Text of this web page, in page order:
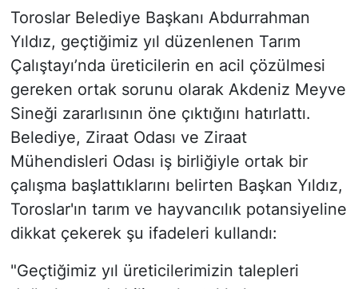
Toroslar Belediye Başkanı Abdurrahman
Yıldız, geçtiğimiz yıl düzenlenen Tarım
Çalıştayı’nda üreticilerin en acil çözülmesi
gereken ortak sorunu olarak Akdeniz Meyve
Sineği zararlısının öne çıktığını hatırlattı.
Belediye, Ziraat Odası ve Ziraat
Mühendisleri Odası iş birliğiyle ortak bir
çalışma başlattıklarını belirten Başkan Yıldız,
Toroslar'ın tarım ve hayvancılık potansiyeline
dikkat çekerek şu ifadeleri kullandı:
"Geçtiğimiz yıl üreticilerimizin talepleri